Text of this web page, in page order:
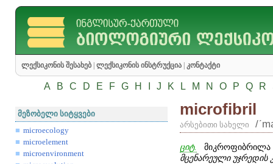
ლექსიკონის შესახებ ლექსიკონის ინსტრუქცია კონტაქტი
A B C D E F G H J K L M N O P Q R
მეზობელი სიტყვები
microecology
microelement
microenvironment
microfibril
არსებითი სახელი /
ციტ.
მცენარეული უჯრედის